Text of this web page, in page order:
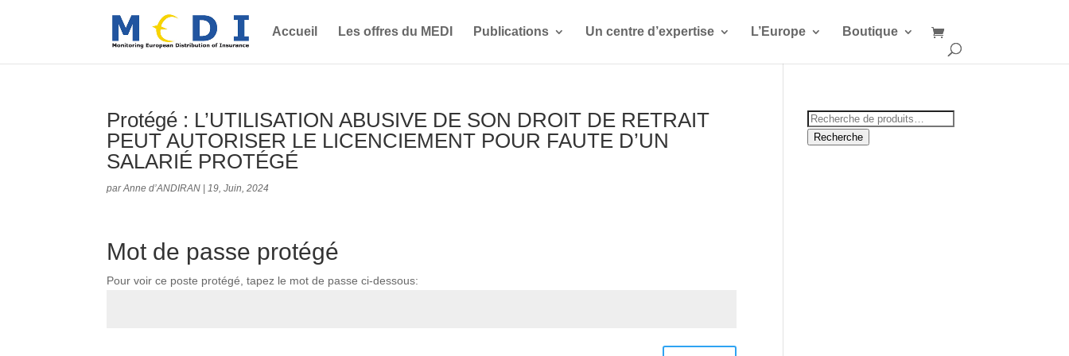
Accueil Les offres du MEDI Publications Un centre d’expertise L’Europe Boutique
Protégé : L’UTILISATION ABUSIVE DE SON DROIT DE RETRAIT
PEUT AUTORISER LE LICENCIEMENT POUR FAUTE D’UN
SALARIÉ PROTÉGÉ
parAnne d’ANDIRAN |19, Juin, 2024
Mot de passe protégé
Pour voir ce poste protégé, tapez le mot de passe ci-dessous:
Recherche
pour :
Recherche